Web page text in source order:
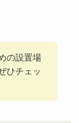
の設置場
ひチェッ